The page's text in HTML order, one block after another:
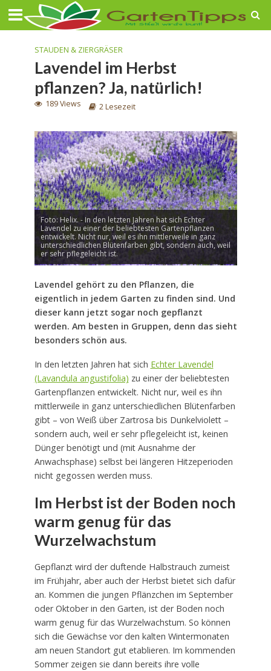
STAUDEN & ZIERGRÄSER
Lavendel im Herbst
pflanzen? Ja, natürlich!
189 Views 2 Lesezeit
Foto: Helix. - In den letzten Jahren hat sich Echter
Lavendel zu einer der beliebtesten Gartenpflanzen
entwickelt. Nicht nur, weil es ihn mittlerweile in ganz
unterschiedlichen Blütenfarben gibt, sondern auch, weil
er sehr pflegeleicht ist.
Lavendel gehört zu den Pflanzen, die
eigentlich in jedem Garten zu finden sind. Und
dieser kann jetzt sogar noch gepflanzt
werden. Am besten in Gruppen, denn das sieht
besonders schön aus.
In den letzten Jahren hat sich Echter Lavendel
(Lavandula angustifolia) zu einer der beliebtesten
Gartenpflanzen entwickelt. Nicht nur, weil es ihn
mittlerweile in ganz unterschiedlichen Blütenfarben
gibt – von Weiß über Zartrosa bis Dunkelviolett –
sondern auch, weil er sehr pflegeleicht ist, keinen
Dünger benötigt und (mit Ausnahme der
Anwachsphase) selbst bei längeren Hitzeperioden
nicht gegossen werden muss.
Im Herbst ist der Boden noch
warm genug für das
Wurzelwachstum
Gepflanzt wird der duftende Halbstrauch zumeist
im Frühjahr, aber auch der Herbst bietet sich dafür
an. Kommen die jungen Pflänzchen im September
oder Oktober in den Garten, ist der Boden noch
warm genug für das Wurzelwachstum. So können
sich die Gewächse vor den kalten Wintermonaten
am neuen Standort gut etablieren. Im kommenden
Sommer zeigen sie dann bereits ihre volle